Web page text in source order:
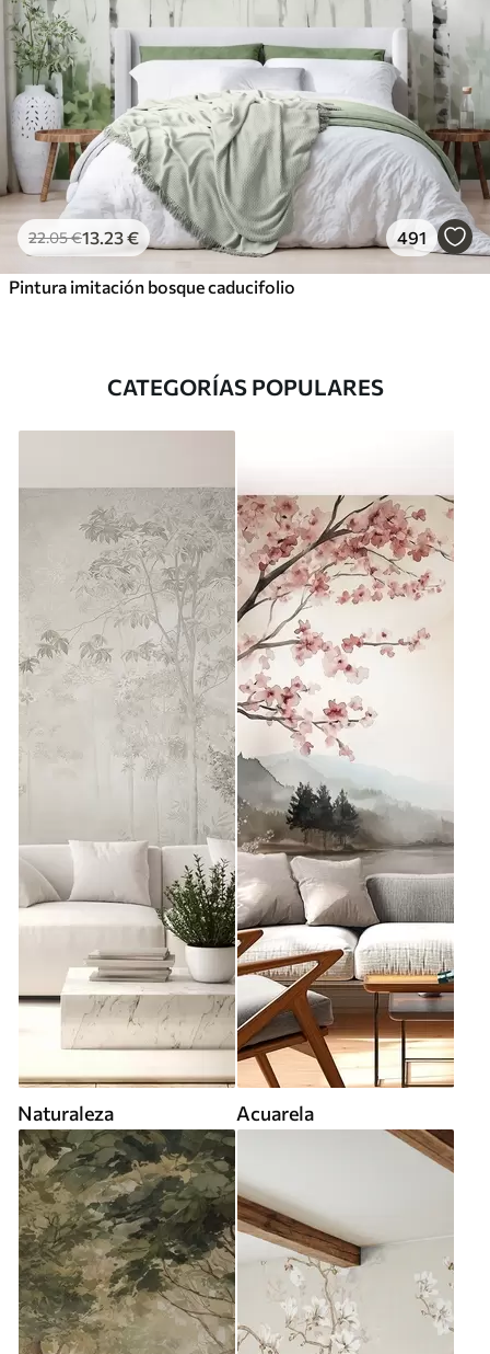
22.05€13 .23€ 491
Pintura imitación bosque caducifolio
CATEGORÍAS POPULARES
Naturaleza Acuarela